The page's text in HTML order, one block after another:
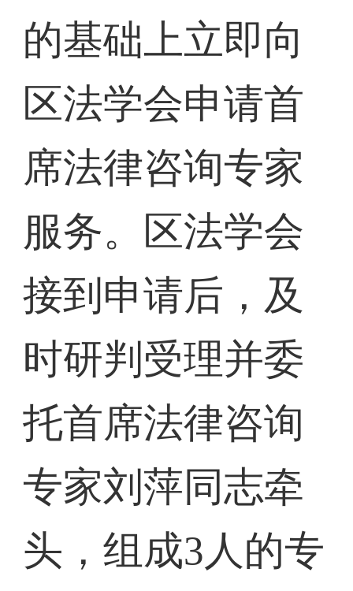
的基础上立即向
区法学会申请首
席法律咨询专家
服务。区法学会
接到申请后，及
时研判受理并委
托首席法律咨询
专家刘萍同志牵
头，组成3人的专